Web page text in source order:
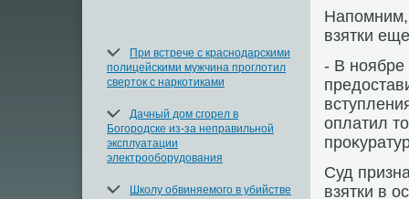
При встрече с краснодарскими
полицейскими мужчина проглотил
сверток с наркотиками
Дачный дом сгорел в
Богородске из-за неправильной
эксплуатации
электрооборудования
Школу обвиняемого в убийстве
Напомним,
взятки
- В ноябре
оплатил
Суд
взятки в